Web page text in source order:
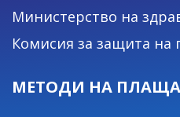
Министерство на
Комисия за защита на
МЕТОДИ НА